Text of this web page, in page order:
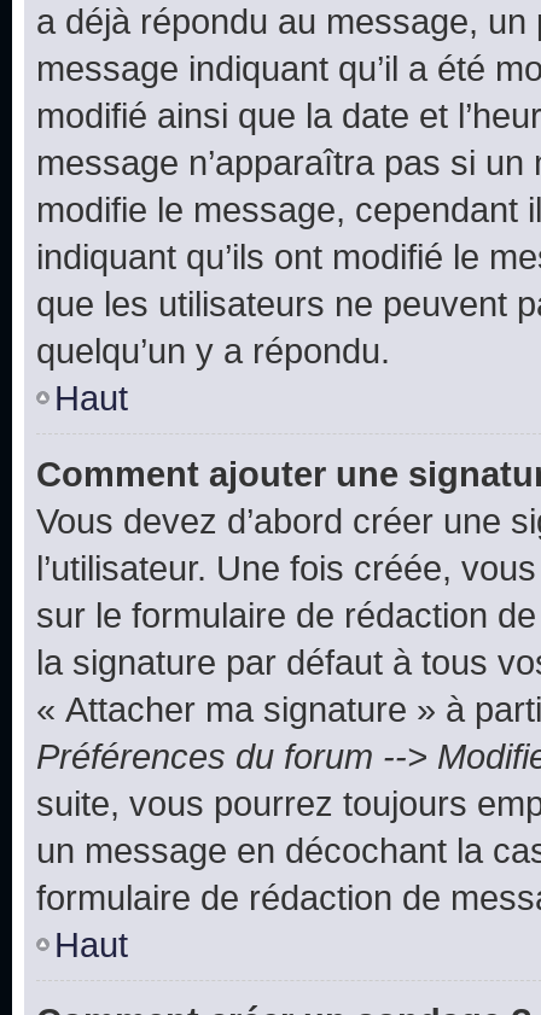
a déjà répondu au message, un
message indiquant qu’il a été
modifié ainsi que la date et
message n’apparaîtra pas si
modifie le message, cependant
indiquant qu’ils ont modifié le
que les utilisateurs ne peuvent
quelqu’un y a répondu.
Haut
Comment ajouter une
Vous devez d’abord créer une
l’utilisateur. Une fois créée,
sur le formulaire de rédaction
la signature par défaut à tous
« Attacher ma signature » à
Préférences du forum -->
suite, vous pourrez toujours
un message en décochant la
formulaire de rédaction de
Haut